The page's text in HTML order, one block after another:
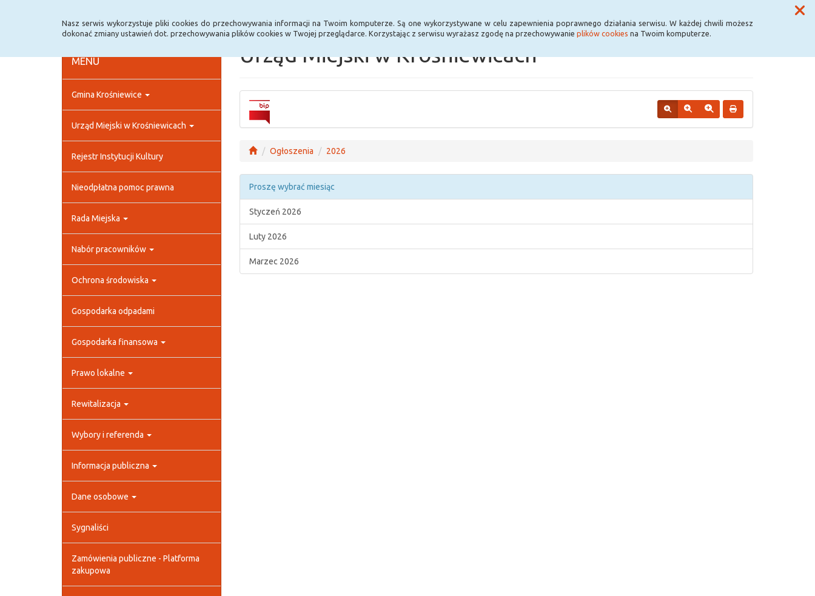
Nasz serwis wykorzystuje pliki cookies do przechowywania informacji na Twoim komputerze. Są one wykorzystywane w celu zapewnienia poprawnego działania serwisu. W każdej chwili możesz
dokonać zmiany ustawień dot. przechowywania plików cookies w Twojej przeglądarce. Korzystając z serwisu wyrażasz zgodę na przechowywanie plików cookies na Twoim komputerze.
MENU
Gmina Krośniewice
Urząd Miejski w Krośniewicach
Rejestr Instytucji Kultury
Nieodpłatna pomoc prawna
Rada Miejska
Nabór pracowników
Ochrona środowiska
Gospodarka odpadami
Gospodarka finansowa
Prawo lokalne
Rewitalizacja
Wybory i referenda
Informacja publiczna
Dane osobowe
Sygnaliści
Zamówienia publiczne - Platforma
zakupowa
Urząd Miejski w Krośniewicach
Ogłoszenia 2026
Proszę wybrać miesiąc
Styczeń 2026
Luty 2026
Marzec 2026